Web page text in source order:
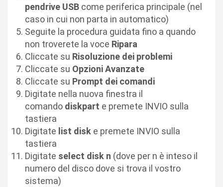
pendrive USB come periferica principale (nel
caso in cui non parta in automatico)
Seguite la procedura guidata fino a quando
non troverete la voce Ripara
Cliccate su Risoluzione dei problemi
Cliccate su Opzioni Avanzate
Cliccate su Prompt dei comandi
Digitate nella nuova finestra il
comando diskpart e premete INVIO sulla
tastiera
Digitate list disk e premete INVIO sulla
tastiera
Digitate select disk n (dove per n è inteso il
numero del disco dove si trova il vostro
sistema)